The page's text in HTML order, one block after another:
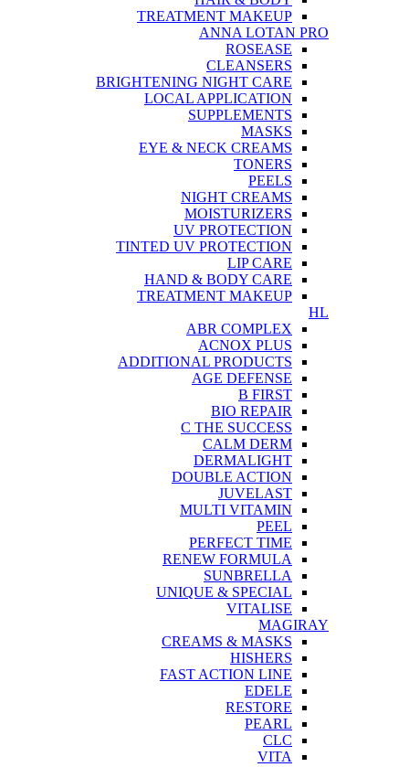
TREATMENT MAKEUP
ANNA LOTAN PRO
ROSEASE
CLEANSERS
BRIGHTENING NIGHT CARE
LOCAL APPLICATION
SUPPLEMENTS
MASKS
EYE & NECK CREAMS
TONERS
PEELS
NIGHT CREAMS
MOISTURIZERS
UV PROTECTION
TINTED UV PROTECTION
LIP CARE
HAND & BODY CARE
TREATMENT MAKEUP
HL
ABR COMPLEX
ACNOX PLUS
ADDITIONAL PRODUCTS
AGE DEFENSE
B FIRST
BIO REPAIR
C THE SUCCESS
CALM DERM
DERMALIGHT
DOUBLE ACTION
JUVELAST
MULTI VITAMIN
PEEL
PERFECT TIME
RENEW FORMULA
SUNBRELLA
UNIQUE & SPECIAL
VITALISE
MAGIRAY
CREAMS & MASKS
HISHERS
FAST ACTION LINE
EDELE
RESTORE
PEARL
CLC
VITA